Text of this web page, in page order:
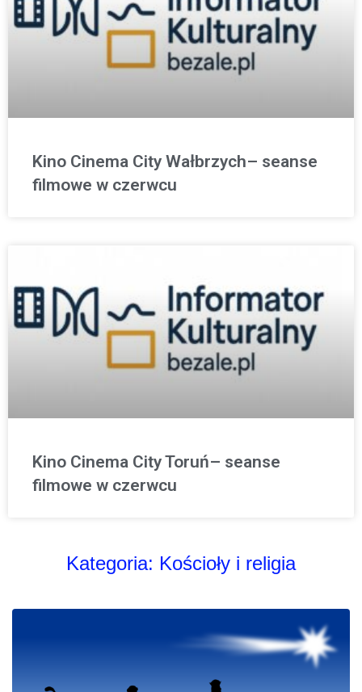
Kino Cinema City Wałbrzych– seanse
filmowe w czerwcu
Kino Cinema City Toruń– seanse
filmowe w czerwcu
Kategoria: Kościoły i religia